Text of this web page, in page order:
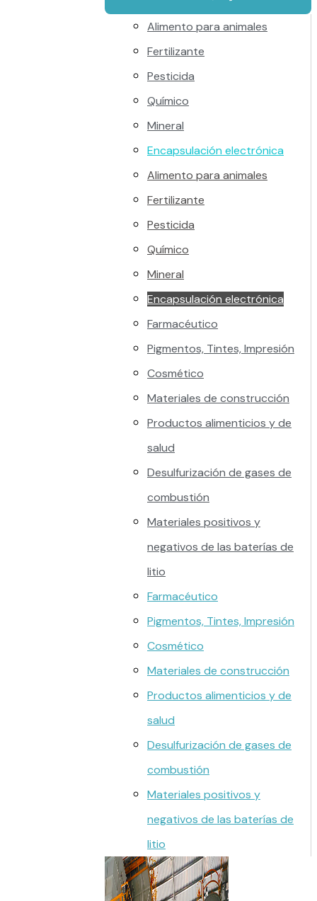
Alimento para animales
Fertilizante
Pesticida
Químico
Mineral
Encapsulación electrónica
Alimento para animales
Fertilizante
Pesticida
Químico
Mineral
Encapsulación electrónica
Farmacéutico
Pigmentos, Tintes, Impresión
Cosmético
Materiales de construcción
Productos alimenticios y de
salud
Desulfurización de gases de
combustión
Materiales positivos y
negativos de las baterías de
litio
Farmacéutico
Pigmentos, Tintes, Impresión
Cosmético
Materiales de construcción
Productos alimenticios y de
salud
Desulfurización de gases de
combustión
Materiales positivos y
negativos de las baterías de
litio